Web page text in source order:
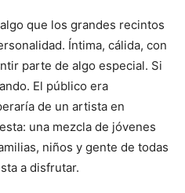
que los grandes recintos
Íntima, cálida, con
parte de algo especial. Si
El público era
de un artista en
una mezcla de jóvenes
niños y gente de todas
a disfrutar.